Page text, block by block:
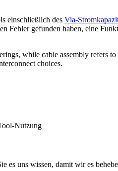
einschließlich des Via-
Fehler gefunden haben, eine
while cable assembly refers
choices.
Nutzung
es uns wissen, damit wir es